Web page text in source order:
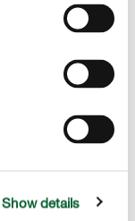
Show details
lub ziemi do
co
w sekcji "Jak
ogrodowy